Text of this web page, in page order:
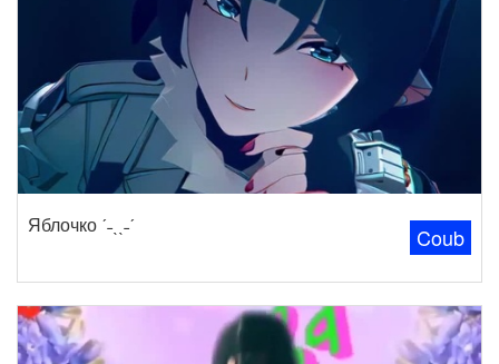
Coub
Яблочко ˊ˗ˎˎ˗ˊ